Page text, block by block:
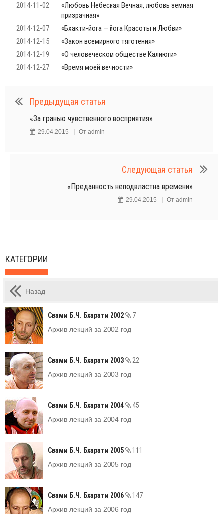
2014-11-02
«Любовь Небесная Вечная, любовь земная
призрачная»
2014-12-07
«Бхакти-йога — йога Красоты и Любви»
2014-12-15
«Закон всемирного тяготения»
2014-12-19
«О человеческом обществе Калиюги»
2014-12-27
«Время моей вечности»
Предыдущая статья
«За гранью чувственного восприятия»
29.04.2015 От admin
Следующая статья
«Преданность неподвластна времени»
29.04.2015 От admin
КАТЕГОРИИ
Назад
Свами Б.Ч. Бхарати 2002
7
Архив лекций за 2002 год
Свами Б.Ч. Бхарати 2003
22
Архив лекций за 2003 год
Свами Б.Ч. Бхарати 2004
45
Архив лекций за 2004 год
Свами Б.Ч. Бхарати 2005
111
Архив лекций за 2005 год
Свами Б.Ч. Бхарати 2006
147
Архив лекций за 2006 год